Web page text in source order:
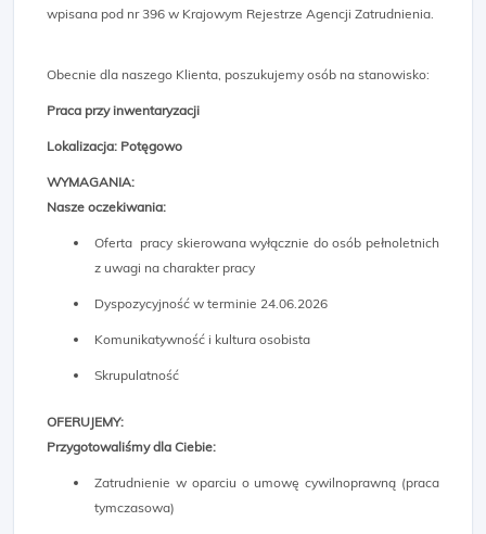
wpisana pod nr 396 w Krajowym Rejestrze Agencji Zatrudnienia.
Obecnie dla naszego Klienta, poszukujemy osób na stanowisko:
Praca przy inwentaryzacji
Lokalizacja: Potęgowo​​
WYMAGANIA:
Nasze oczekiwania:
Oferta pracy skierowana wyłącznie do osób pełnoletnich
z uwagi na charakter pracy
Dyspozycyjność w terminie 24.06.2026
Komunikatywność i kultura osobista
Skrupulatność
OFERUJEMY:
Przygotowaliśmy dla Ciebie:
Zatrudnienie w oparciu o umowę cywilnoprawną (praca
tymczasowa)